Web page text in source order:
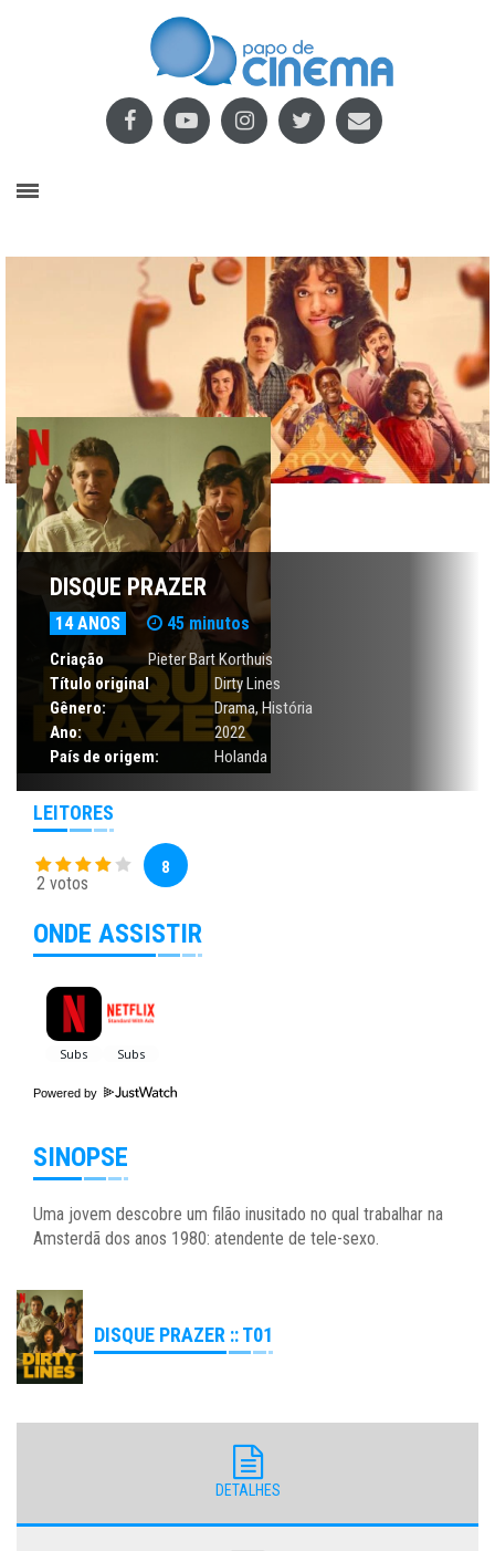
DISQUE PRAZER
14 ANOS 45 minutos
Criação
Pieter Bart Korthuis
Título original
Dirty Lines
Gênero:
Drama, História
Ano:
2022
País de origem:
Holanda
LEITORES
2 votos
8
ONDE ASSISTIR
Powered by
SINOPSE
Uma jovem descobre um filão inusitado no qual trabalhar na
Amsterdã dos anos 1980: atendente de tele-sexo.
DISQUE PRAZER :: T01
DETALHES